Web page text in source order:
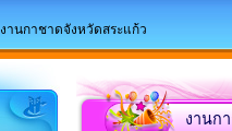
งานกาชาดจังหวัดสระแก้ว
งานก